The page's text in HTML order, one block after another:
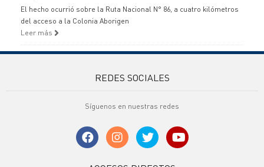
El hecho ocurrió sobre la Ruta Nacional N° 86, a cuatro kilómetros
del acceso a la Colonia Aborigen
Leer más
REDES SOCIALES
Síguenos en nuestras redes